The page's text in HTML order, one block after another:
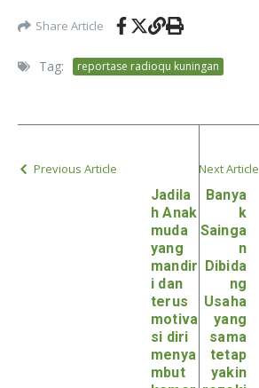
Share Article
Tag: reportase radioqu kuningan
Previous Article
Jadila
h Anak
muda
yang
mandir
i dan
terus
motiva
si diri
menya
mbut
Next Article
Banya
k
Sainga
n
Dibida
ng
Usaha
yang
sama
tetap
yakin